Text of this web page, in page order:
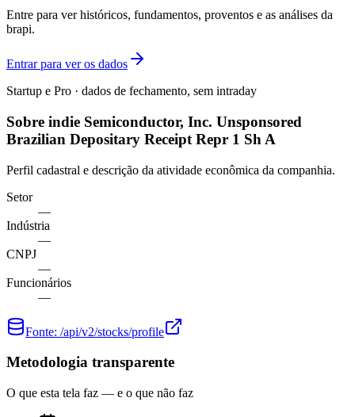
Entre para ver históricos, fundamentos, proventos e as análises da
brapi.
Entrar para ver os dados
Startup e Pro · dados de fechamento, sem intraday
Sobre indie Semiconductor, Inc. Unsponsored
Brazilian Depositary Receipt Repr 1 Sh A
Perfil cadastral e descrição da atividade econômica da companhia.
Setor
—
Indústria
—
CNPJ
—
Funcionários
—
Fonte: /api/v2/stocks/profile
Metodologia transparente
O que esta tela faz — e o que não faz